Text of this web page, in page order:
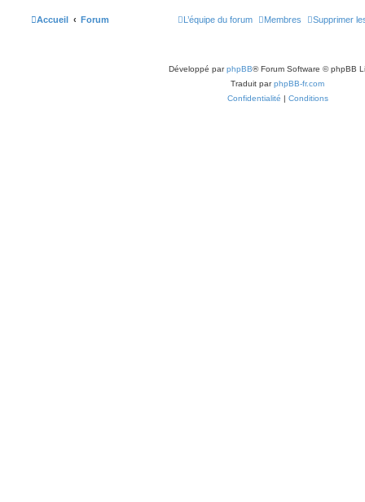
Accueil Forum Supprimer
Membres
L’équipe du forum
Développé parphpBB® Forum Software © phpBB
Traduit parphpBB-fr.com
Confidentialité | Conditions